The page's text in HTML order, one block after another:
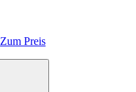
Zum Preis